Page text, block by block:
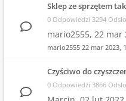
Sklep ze sprzętem
0 Odpowiedzi 3294
mario2555, 22 mar
mario2555 22 mar 2023,
Czyściwo do
0 Odpowiedzi 3866